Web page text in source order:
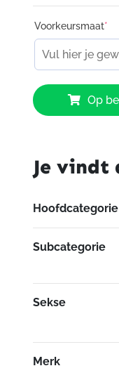
Voorkeursmaat*
IXS
Tiga
2.0
Op
Je vindt
Hoofdcategorie
Subcategorie
Sekse
Merk